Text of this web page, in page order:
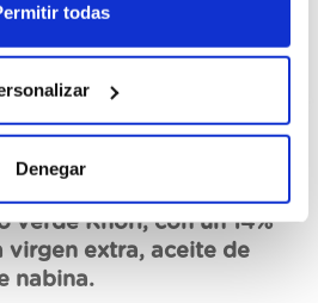
todas
Denegar
See data sheet
verde Knorr, con un 14%
virgen extra, aceite de
nabina.